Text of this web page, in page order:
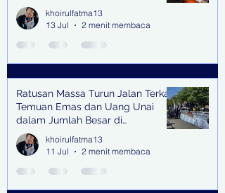
khoirulfatma13
13 Jul
2 menit membaca
Ratusan Massa Turun Jalan Terkait
Temuan Emas dan Uang Unai
dalam Jumlah Besar di
Lingkungan Jampidsus Kejaksaan
Agung RI di Jakarta
khoirulfatma13
11 Jul
2 menit membaca